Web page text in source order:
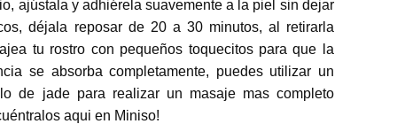
ajústala y adhiérela suavemente a la piel sin dejar
déjala reposar de 20 a 30 minutos, al retirarla
tu rostro con pequeños toquecitos para que la
se absorba completamente, puedes utilizar un
de jade para realizar un masaje mas completo
aqui en Miniso!